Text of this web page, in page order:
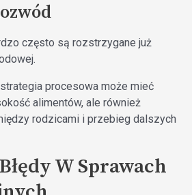
często są rozstrzygane już
procesowa może mieć
alimentów, ale również
rodzicami i przebieg dalszych
W Sprawach